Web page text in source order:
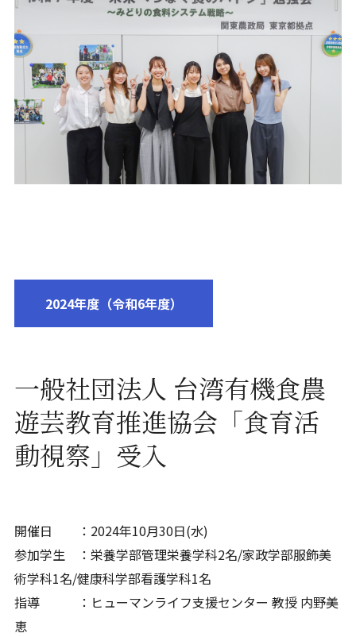
2024年度（令和6年度）
一般社団法人 台湾有機食農
遊芸教育推進協会「食育活
動視察」受入
開催日 ：2024年10月30日(水)
参加学生 ：栄養学部管理栄養学科2名/家政学部服飾美
術学科1名/健康科学部看護学科1名
指導 ：ヒューマンライフ支援センター 教授 内野美
恵